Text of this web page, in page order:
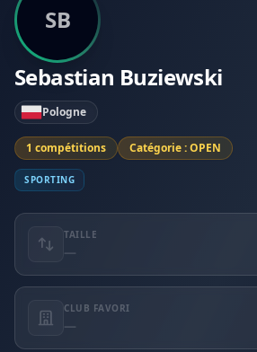
SB
Sebastian Buziewski
Pologne
1 compétitions Catégorie : OPEN
SPORTING
TAILLE
—
CLUB FAVORI
—